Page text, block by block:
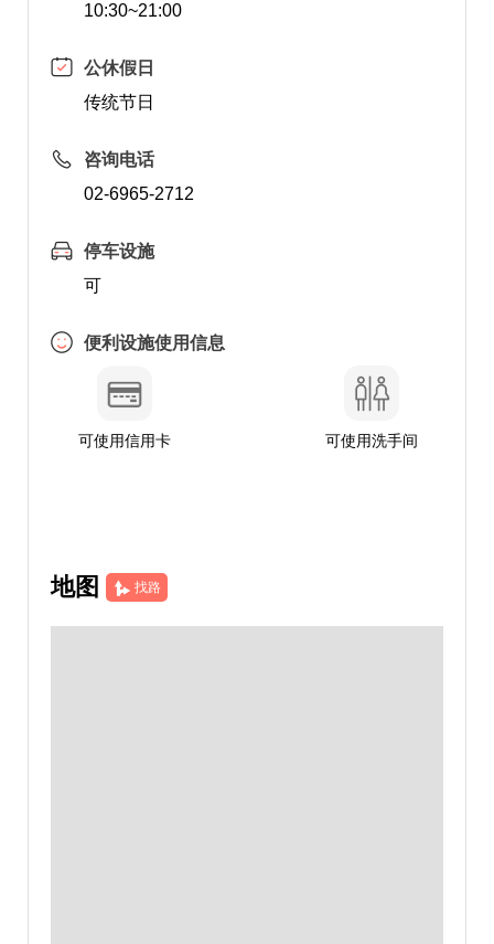
10:30~21:00
公休假日
传统节日
咨询电话
02-6965-2712
停车设施
可
便利设施使用信息
可使用信用卡 可使用洗手间
地图 找路